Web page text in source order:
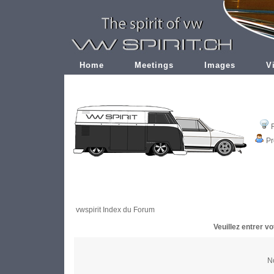
Home Meetings Images
vwspirit Index du Forum
Veuillez entrer